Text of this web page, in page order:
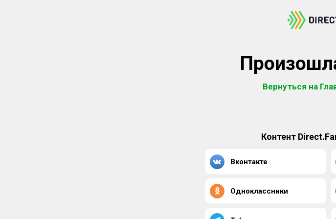
Вернуться на
Контент
Вконтакте
Одноклассники